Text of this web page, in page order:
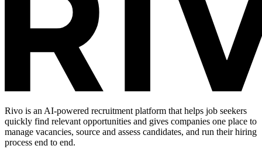
Rivo is an AI-powered recruitment platform that helps job seekers
quickly find relevant opportunities and gives companies one place to
manage vacancies, source and assess candidates, and run their hiring
process end to end.